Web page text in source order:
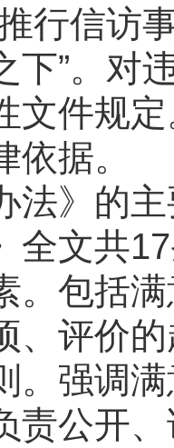
行信访
下”。对
文件规
据。
》的主
文共17
。包括
、评价
。强调
责公开